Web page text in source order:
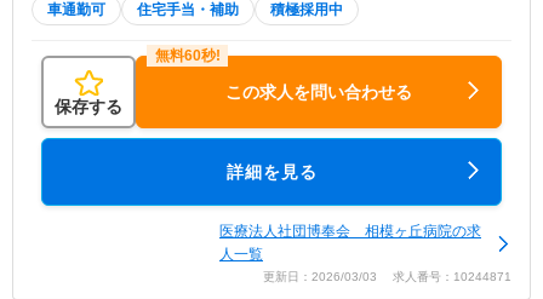
車通勤可 住宅手当・補助 積極採用中
保存する
この求人を問い合わせる
詳細を見る
医療法人社団博奉会 相模ヶ丘病院の求
人一覧
更新日：2026/03/03 求人番号：10244871